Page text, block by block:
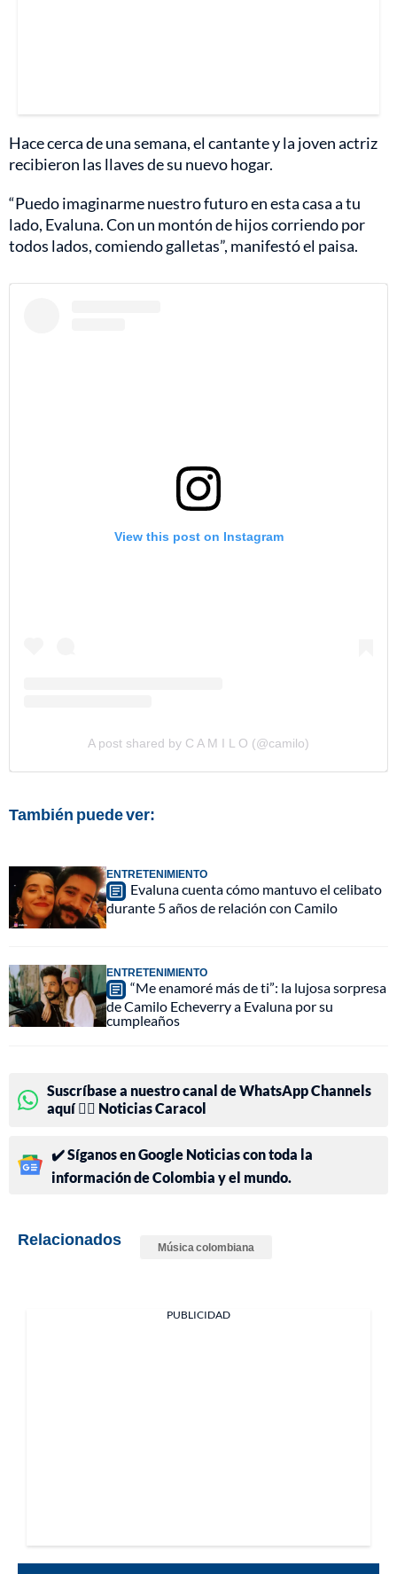
Hace cerca de una semana, el cantante y la joven actriz
recibieron las llaves de su nuevo hogar.
“Puedo imaginarme nuestro futuro en esta casa a tu
lado, Evaluna. Con un montón de hijos corriendo por
todos lados, comiendo galletas”, manifestó el paisa.
View this post on Instagram
A post shared by C A M I L O (@camilo)
También puede ver:
ENTRETENIMIENTO
Evaluna cuenta cómo mantuvo el celibato
durante 5 años de relación con Camilo
ENTRETENIMIENTO
“Me enamoré más de ti”: la lujosa sorpresa
de Camilo Echeverry a Evaluna por su
cumpleaños
Suscríbase a nuestro canal de WhatsApp Channels
aquí 👉🏻 Noticias Caracol
✔️ Síganos en Google Noticias con toda la
información de Colombia y el mundo.
Relacionados Música colombiana
PUBLICIDAD